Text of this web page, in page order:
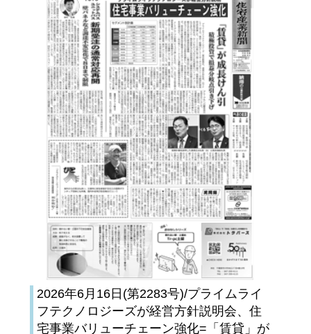
2026年6月16日(第2283号)/プライムライ
フテクノロジーズが経営方針説明会、住
宅事業バリューチェーン強化=「賃貸」が